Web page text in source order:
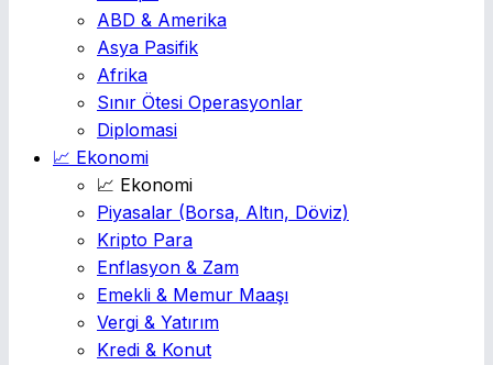
ABD & Amerika
Asya Pasifik
Afrika
Sınır Ötesi Operasyonlar
Diplomasi
📈 Ekonomi
📈 Ekonomi
Piyasalar (Borsa, Altın, Döviz)
Kripto Para
Enflasyon & Zam
Emekli & Memur Maaşı
Vergi & Yatırım
Kredi & Konut